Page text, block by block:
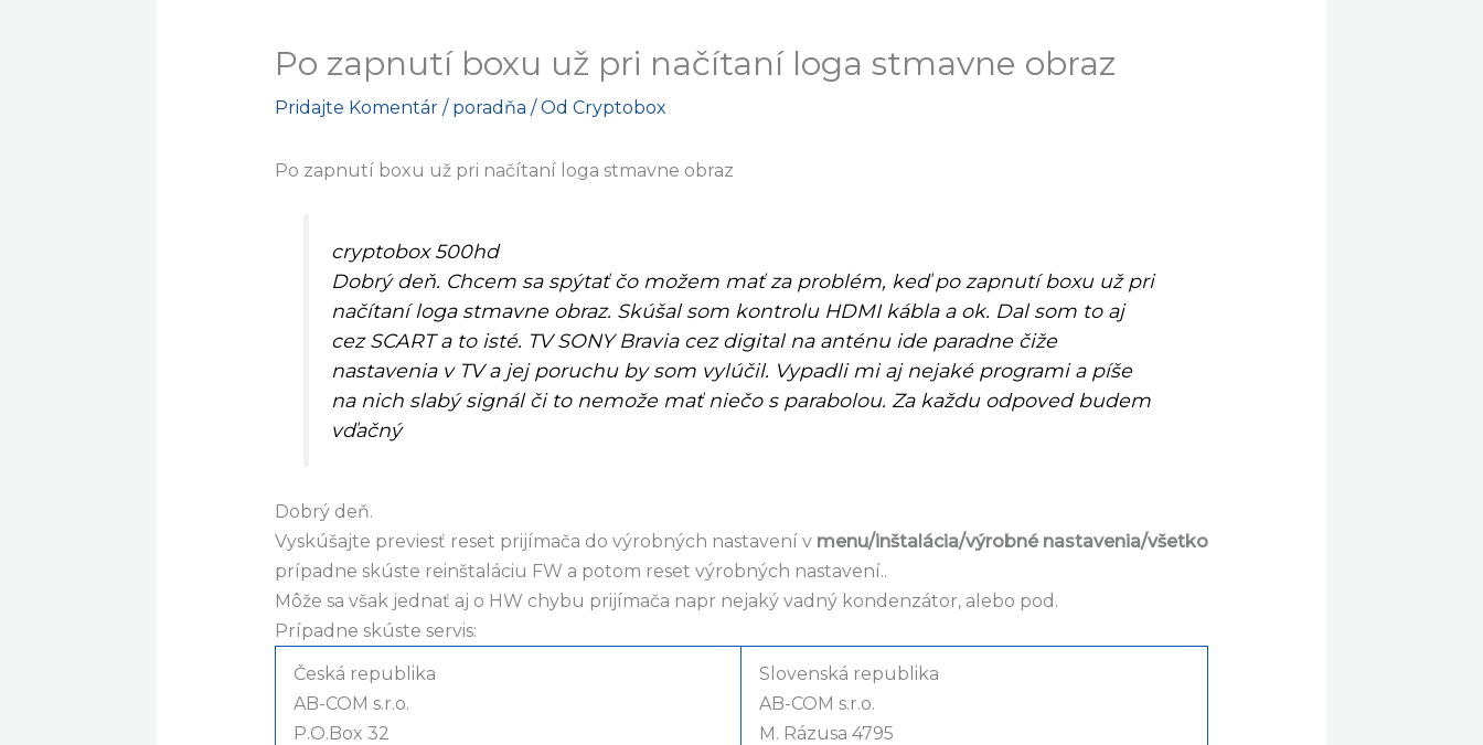
Po zapnutí boxu už pri načítaní loga stmavne obraz
Pridajte Komentár / poradňa / Od Cryptobox
Po zapnutí boxu už pri načítaní loga stmavne obraz
cryptobox 500hd
Dobrý deň. Chcem sa spýtať čo možem mať za problém, keď po zapnutí boxu už pri
načítaní loga stmavne obraz. Skúšal som kontrolu HDMI kábla a ok. Dal som to aj
cez SCART a to isté. TV SONY Bravia cez digital na anténu ide paradne čiže
nastavenia v TV a jej poruchu by som vylúčil. Vypadli mi aj nejaké programi a píše
na nich slabý signál či to nemože mať niečo s parabolou. Za každu odpoved budem
vďačný
Dobrý deň.
Vyskúšajte previesť reset prijímača do výrobných nastavení v menu/inštalácia/výrobné nastavenia/všetko
prípadne skúste reinštaláciu FW a potom reset výrobných nastavení..
Môže sa však jednať aj o HW chybu prijímača napr nejaký vadný kondenzátor, alebo pod.
Prípadne skúste servis:
Česká republika
AB-COM s.r.o.
P.O.Box 32
Slovenská republika
AB-COM s.r.o.
M. Rázusa 4795